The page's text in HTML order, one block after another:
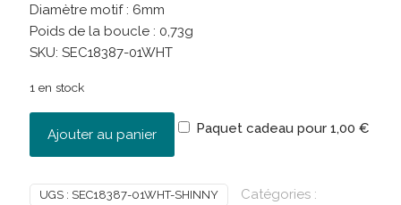
Diamètre motif : 6mm
Poids de la boucle : 0,73g
SKU: SEC18387-01WHT
1 en stock
Ajouter au panier Paquet cadeau pour 1,00 €
UGS : SEC18387-01WHT-SHINNY
Catégories :